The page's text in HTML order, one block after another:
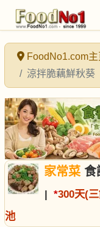
FoodNo1.com主
涼拌脆藕鮮秋葵
家常菜食
| *300天(
池